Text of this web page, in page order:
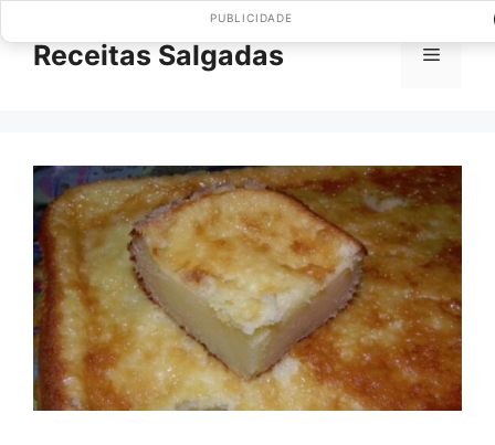
paraReceitas Salgadas Menu
PUBLICIDADE